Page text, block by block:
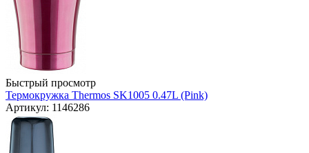
Быстрый просмотр
Термокружка Thermos SK1005 0.47L (Pink)
Артикул: 1146286